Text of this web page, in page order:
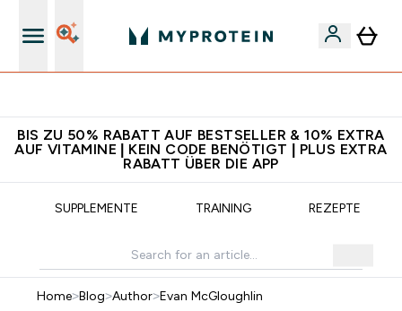
BIS ZU 50% RABATT AUF BESTSELLER & 10% EXTRA
AUF VITAMINE | KEIN CODE BENÖTIGT | PLUS EXTRA
RABATT ÜBER DIE APP
SUPPLEMENTE TRAINING REZEPTE
Home>Blog>Author>Evan McGloughlin